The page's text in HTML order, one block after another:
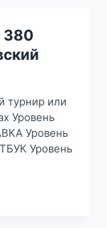
380
турнир или
Уровень
Уровень
Уровень